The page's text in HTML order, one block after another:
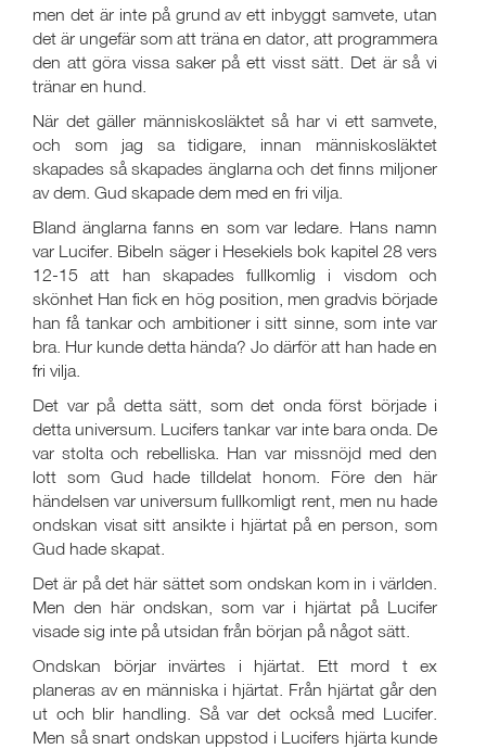
men det är inte på grund av ett inbyggt samvete, utan
det är ungefär som att träna en dator, att programmera
den att göra vissa saker på ett visst sätt. Det är så vi
tränar en hund.
När det gäller människosläktet så har vi ett samvete,
och som jag sa tidigare, innan människosläktet
skapades så skapades änglarna och det finns miljoner
av dem. Gud skapade dem med en fri vilja.
Bland änglarna fanns en som var ledare. Hans namn
var Lucifer. Bibeln säger i Hesekiels bok kapitel 28 vers
12-15 att han skapades fullkomlig i visdom och
skönhet Han fick en hög position, men gradvis började
han få tankar och ambitioner i sitt sinne, som inte var
bra. Hur kunde detta hända? Jo därför att han hade en
fri vilja.
Det var på detta sätt, som det onda först började i
detta universum. Lucifers tankar var inte bara onda. De
var stolta och rebelliska. Han var missnöjd med den
lott som Gud hade tilldelat honom. Före den här
händelsen var universum fullkomligt rent, men nu hade
ondskan visat sitt ansikte i hjärtat på en person, som
Gud hade skapat.
Det är på det här sättet som ondskan kom in i världen.
Men den här ondskan, som var i hjärtat på Lucifer
visade sig inte på utsidan från början på något sätt.
Ondskan börjar invärtes i hjärtat. Ett mord t ex
planeras av en människa i hjärtat. Från hjärtat går den
ut och blir handling. Så var det också med Lucifer.
Men så snart ondskan uppstod i Lucifers hjärta kunde